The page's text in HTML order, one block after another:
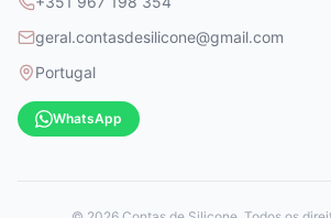
geral.contasdesilicone@gmail.com
Portugal
WhatsApp